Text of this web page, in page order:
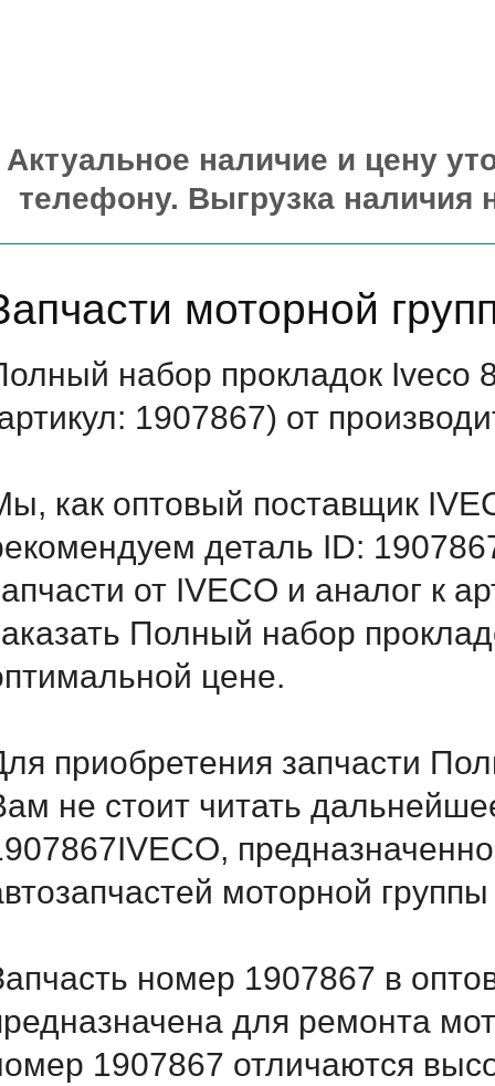
Актуальное наличие и цену
телефону. Выгрузка наличия
моторной
набор прокладок Iveco
1907867) от
как оптовый поставщик
деталь ID:
от IVECO и аналог к
Полный набор
цене.
приобретения запчасти
не стоит читать
моторной
номер 1907867 в
для ремонта
1907867 отличаются